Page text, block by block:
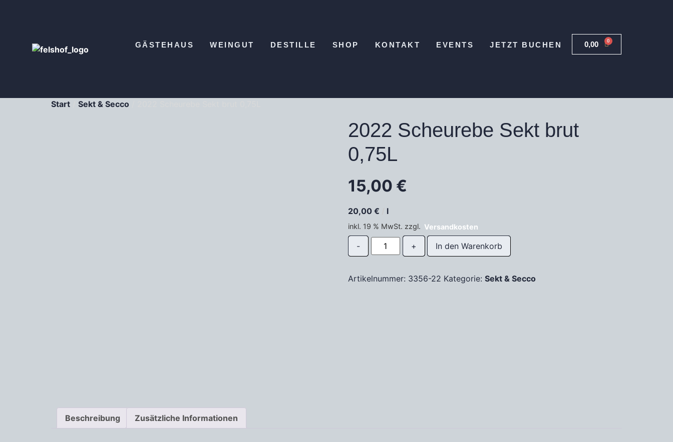
GÄSTEHAUS WEINGUT DESTILLE SHOP KONTAKT EVENTS JETZT BUCHEN 0,00 € 0
Start Sekt & Secco
2022 Scheurebe Sekt brut
0,75L
15,00 €
20,00 € l
inkl. 19 % MwSt. zzgl. Versandkosten
In den Warenkorb
Artikelnummer: 3356-22 Kategorie: Sekt & Secco
Beschreibung Zusätzliche Informationen